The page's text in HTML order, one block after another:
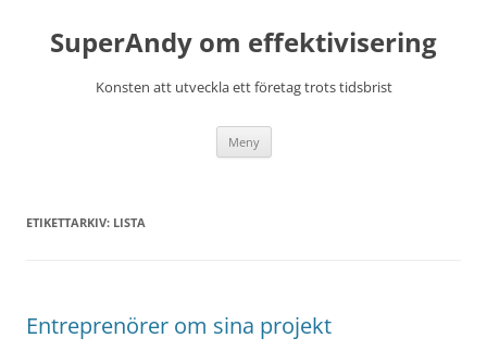
innehåll
SuperAndy om effektivisering
Konsten att utveckla ett företag trots tidsbrist
Meny
ETIKETTARKIV: LISTA
Entreprenörer om sina projekt